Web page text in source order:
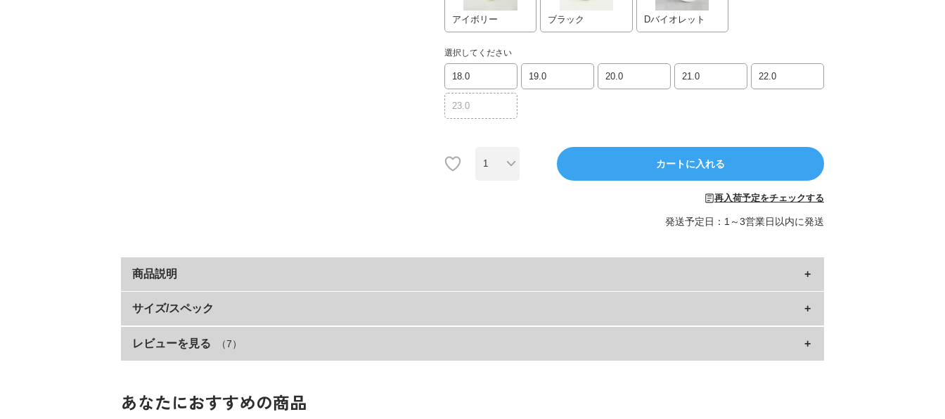
アイボリー ブラック Dバイオレット
選択してください
18.0 19.0 20.0 21.0 22.0
23.0
カートに入れる
再入荷予定をチェックする
発送予定日：1～3営業日以内に発送
商品説明
ローカットスニーカー風のデザインが魅力。
ディテールにもこだわりました。
・靴ひもはゴム仕様で脱ぎ履き楽々
・取り外し可能なインソールで濡れても乾かせる
サイズ/スペック
サイズ
20cm
レビューを見る （7）
あなたにおすすめの商品